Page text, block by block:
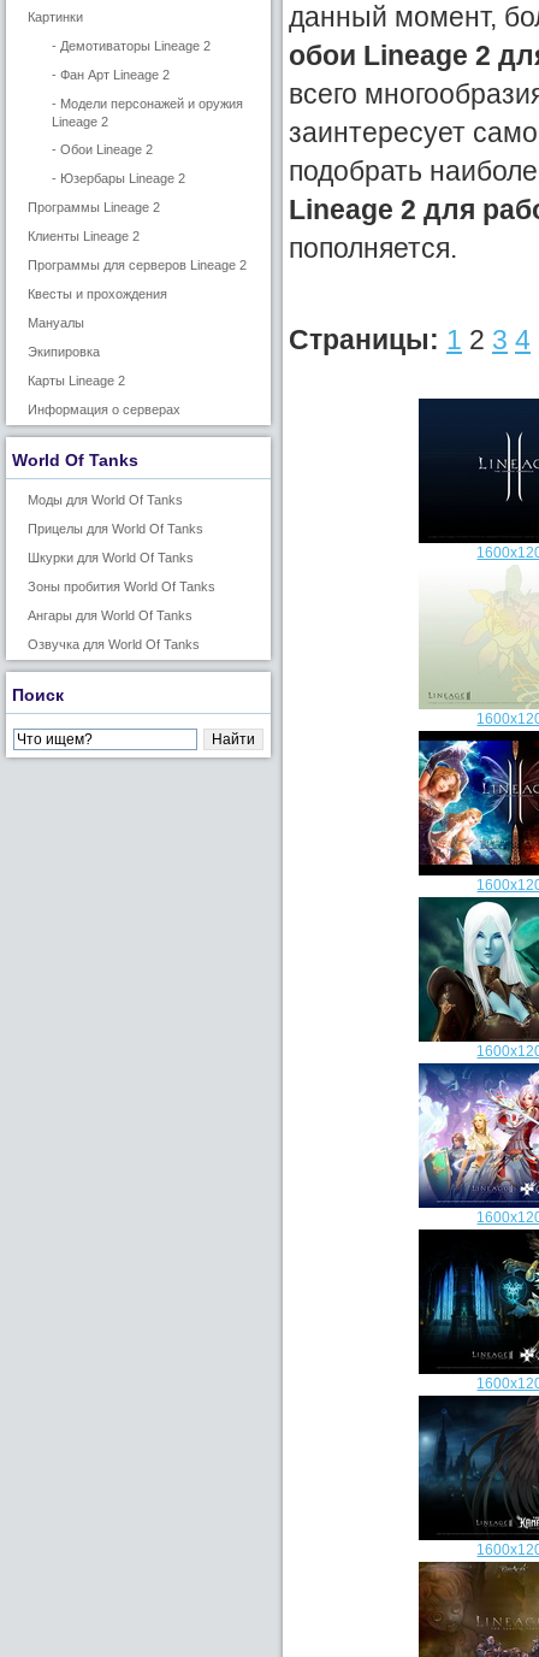
Картинки
- Демотиваторы Lineage 2
- Фан Арт Lineage 2
- Модели персонажей и оружия
Lineage 2
- Обои Lineage 2
- Юзербары Lineage 2
Программы Lineage 2
Клиенты Lineage 2
Программы для серверов Lineage 2
Квесты и прохождения
Мануалы
Экипировка
Карты Lineage 2
Информация о серверах
World Of Tanks
Моды для World Of Tanks
Прицелы для World Of Tanks
Шкурки для World Of Tanks
Зоны пробития World Of Tanks
Ангары для World Of Tanks
Озвучка для World Of Tanks
Поиск
данный момент,
обои Lineage 2
всего
заинтересует
подобрать
Lineage 2 для
пополняется.
Страницы: 1 2 3 4